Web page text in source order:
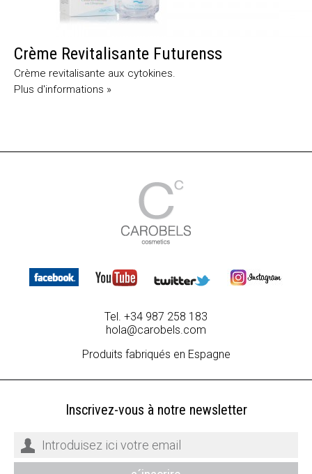
Crème Revitalisante Futurenss
Crème revitalisante aux cytokines.
Plus d'informations »
Tel. +34 987 258 183
hola@carobels.com
Produits fabriqués en Espagne
Inscrivez-vous à notre newsletter